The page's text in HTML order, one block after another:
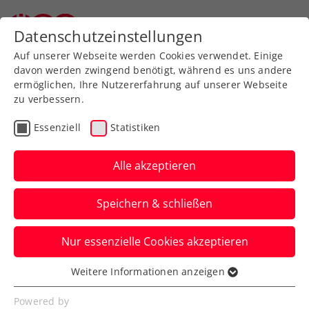
Aktuelle News
News filtern
Datenschutzeinstellungen
Auf unserer Webseite werden Cookies verwendet. Einige
davon werden zwingend benötigt, während es uns andere
ermöglichen, Ihre Nutzererfahrung auf unserer Webseite
zu verbessern.
Essenziell Statistiken
Alle akzeptieren
Speichern & schließen
Nur essenzielle Cookies akzeptieren
Essenziell
Essenzielle Cookies werden für grundlegende
Weitere Informationen anzeigen
Powered by